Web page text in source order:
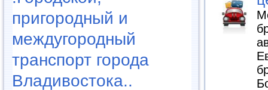
пригородный и
междугородный
транспорт города
Владивостока..